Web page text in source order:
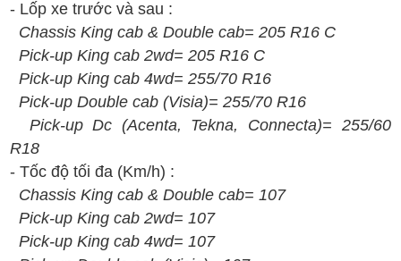
- Lốp xe trước và sau :
Chassis King cab & Double cab= 205R16 C
Pick-up King cab 2wd= 205R16 C
Pick-up King cab 4wd= 255/70 R16
Pick-up Double cab (Visia)= 255/70 R16
Pick-upDc (Acenta, Tekna, Connecta)= 255/60
R18
- Tốcđộ tốiđa (Km/h) :
Chassis King cab & Double cab= 107
Pick-up King cab 2wd= 107
Pick-up King cab 4wd= 107